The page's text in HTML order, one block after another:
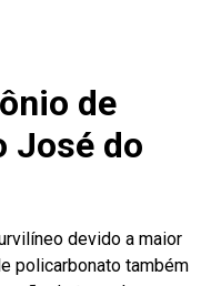
de
José do
devido a maior
policarbonato também